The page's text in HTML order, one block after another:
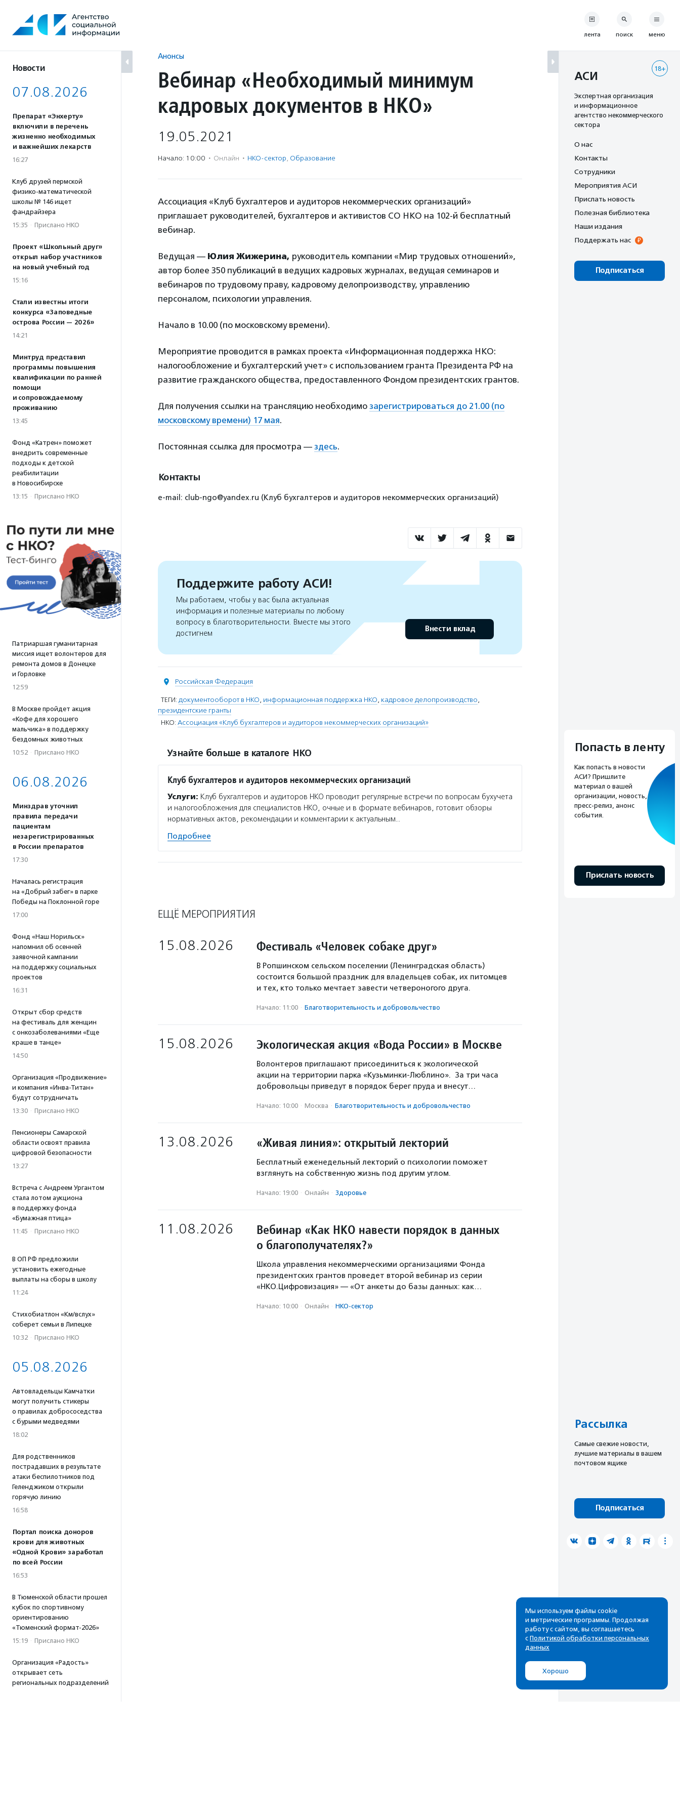
содержанию
Новости
07.08.2026
Препарат «Энхерту»
включили в перечень
жизненно необходимых
и важнейших лекарств
16:27
Клуб друзей пермской
физико-математической
школы № 146 ищет
фандрайзера
15:35 · Прислано НКО
Проект «Школьный друг»
открыл набор участников
на новый учебный год
15:16
Стали известны итоги
конкурса «Заповедные
острова России — 2026»
14:21
Минтруд представил
программы повышения
квалификации по ранней
помощи
и сопровождаемому
проживанию
13:45
Фонд «Катрен» поможет
внедрить современные
подходы к детской
реабилитации
в Новосибирске
13:15 · Прислано НКО
Патриаршая гуманитарная
миссия ищет волонтеров для
ремонта домов в Донецке
и Горловке
12:59
В Москве пройдет акция
«Кофе для хорошего
мальчика» в поддержку
бездомных животных
10:52 · Прислано НКО
06.08.2026
Минздрав уточнил
правила передачи
пациентам
незарегистрированных
в России препаратов
17:30
Началась регистрация
на «Добрый забег» в парке
Победы на Поклонной горе
17:00
Фонд «Наш Норильск»
напомнил об осенней
заявочной кампании
на поддержку социальных
проектов
16:31
Открыт сбор средств
на фестиваль для женщин
с онкозаболеваниями «Еще
краше в танце»
14:50
Организация «Продвижение»
и компания «Инва-Титан»
будут сотрудничать
13:30 · Прислано НКО
Пенсионеры Самарской
области освоят правила
цифровой безопасности
13:27
Встреча с Андреем Ургантом
стала лотом аукциона
в поддержку фонда
«Бумажная птица»
11:45 · Прислано НКО
В ОП РФ предложили
установить ежегодные
выплаты на сборы в школу
11:24
Стихобиатлон «Км/вслух»
соберет семьи в Липецке
10:32 · Прислано НКО
05.08.2026
Автовладельцы Камчатки
могут получить стикеры
о правилах добрососедства
с бурыми медведями
18:02
Для родственников
пострадавших в результате
атаки беспилотников под
Геленджиком открыли
горячую линию
16:58
Портал поиска доноров
крови для животных
«Одной Крови» заработал
по всей России
16:53
В Тюменской области прошел
кубок по спортивному
ориентированию
«Тюменский формат-2026»
15:19 · Прислано НКО
Организация «Радость»
открывает сеть
региональных подразделений
Анонсы
Вебинар «Необходимый минимум
кадровых документов в НКО»
19.05.2021
Начало: 10:00 · Онлайн · НКО-сектор, Образование
Ассоциация «Клуб бухгалтеров и аудиторов некоммерческих организаций»
приглашает руководителей, бухгалтеров и активистов СО НКО на 102-й бесплатный
вебинар.
Ведущая — Юлия Жижерина, руководитель компании «Мир трудовых отношений»,
автор более 350 публикаций в ведущих кадровых журналах, ведущая семинаров и
вебинаров по трудовому праву, кадровому делопроизводству, управлению
персоналом, психологии управления.
Начало в 10.00 (по московскому времени).
Мероприятие проводится в рамках проекта «Информационная поддержка НКО:
налогообложение и бухгалтерский учет» с использованием гранта Президента РФ на
развитие гражданского общества, предоставленного Фондом президентских грантов.
Для получения ссылки на трансляцию необходимо зарегистрироваться до 21.00 (по
московскому времени) 17 мая.
Постоянная ссылка для просмотра — здесь.
Контакты
e-mail: club-ngo@yandex.ru (Клуб бухгалтеров и аудиторов некоммерческих организаций)
Поддержите работу АСИ!
Мы работаем, чтобы у вас была актуальная
информация и полезные материалы по любому
вопросу в благотворительности. Вместе мы этого
достигнем
Внести вклад
Российская Федерация
ТЕГИ: документооборот в НКО, информационная поддержка НКО, кадровое делопроизводство,
президентские гранты
НКО: Ассоциация «Клуб бухгалтеров и аудиторов некоммерческих организаций»
Узнайте больше в каталоге НКО
Клуб бухгалтеров и аудиторов некоммерческих организаций
Услуги: Клуб бухгалтеров и аудиторов НКО проводит регулярные встречи по вопросам бухучета
и налогообложения для специалистов НКО, очные и в формате вебинаров, готовит обзоры
нормативных актов, рекомендации и комментарии к актуальным…
Подробнее
ЕЩЁ МЕРОПРИЯТИЯ
15.08.2026 Фестиваль «Человек собаке друг»
В Ропшинском сельском поселении (Ленинградская область)
состоится большой праздник для владельцев собак, их питомцев
и тех, кто только мечтает завести четвероногого друга.
Начало: 11:00 · Благотвори­тель­ность и доброволь­чест­во
15.08.2026 Экологическая акция «Вода России» в Москве
Волонтеров приглашают присоединиться к экологической
акции на территории парка «Кузьминки-Люблино». За три часа
добровольцы приведут в порядок берег пруда и внесут…
Начало: 10:00 · Москва · Благотвори­тель­ность и доброволь­чест­во
13.08.2026 «Живая линия»: открытый лекторий
Бесплатный еженедельный лекторий о психологии поможет
взглянуть на собственную жизнь под другим углом.
Начало: 19:00 · Онлайн · Здоровье
11.08.2026
Вебинар «Как НКО навести порядок в данных
о благополучателях?»
Школа управления некоммерческими организациями Фонда
президентских грантов проведет второй вебинар из серии
«НКО.Цифровизация» — «От анкеты до базы данных: как…
Начало: 10:00 · Онлайн · НКО-сектор
лента поиск меню
18+
АСИ
Экспертная организация
и информационное
агентство некоммерческого
сектора
О нас
Контакты
Сотрудники
Мероприятия АСИ
Прислать новость
Полезная библиотека
Наши издания
Поддержать нас
Подписаться
Попасть в ленту
Как попасть в новости
АСИ? Пришлите
материал о вашей
организации, новость,
пресс-релиз, анонс
события.
Прислать новость
Рассылка
Cамые свежие новости,
лучшие материалы в вашем
почтовом ящике
Подписаться
Мы используем файлы cookie
и метрические программы. Продолжая
работу с сайтом, вы соглашаетесь
с Политикой обработки персональных
данных
Хорошо